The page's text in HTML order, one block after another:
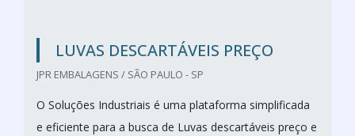
LUVAS DESCARTÁVEIS PREÇO
JPR EMBALAGENS / SÃO PAULO - SP
O Soluções Industriais é uma plataforma simplificada
e eficiente para a busca de Luvas descartáveis preço e